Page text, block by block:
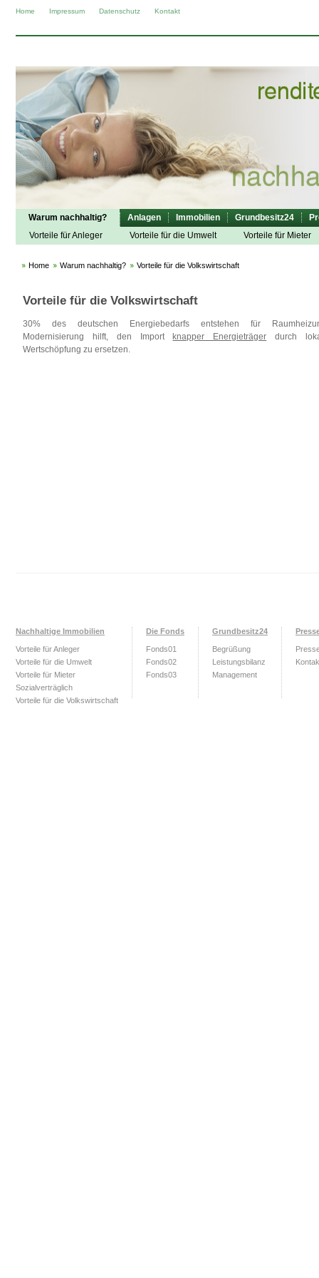
Home Impressum Datenschutz Kontakt
Warum nachhaltig? Anlagen Immobilien Grundbesitz24
Vorteile für Anleger
Vorteile für die Umwelt Vorteile für Mieter
Home Warum nachhaltig? Vorteile für die Volkswirtschaft
Vorteile für die Volkswirtschaft
30% des deutschen Energiebedarfs entstehen für
Modernisierung hilft, den Import
knapper Energieträger durch
Wertschöpfung zu ersetzen.
Nachhaltige Immobilien
Vorteile für Anleger
Vorteile für die Umwelt
Vorteile für Mieter
Sozialverträglich
Vorteile für die Volkswirtschaft
Die Fonds
Fonds01
Fonds02
Fonds03
Grundbesitz24
Begrüßung
Leistungsbilanz
Management